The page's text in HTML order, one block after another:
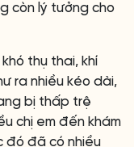
còn lý tưởng cho
thụ thai, khí
ra nhiều kéo dài,
bị thấp trệ
chị em đến khám
đó đã có nhiều